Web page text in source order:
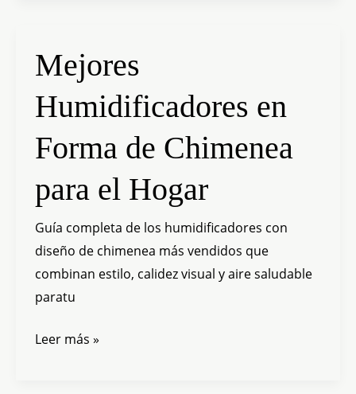
Mejores
Humidificadores en
Forma de Chimenea
para el Hogar
Guía completa de los humidificadores con
diseño de chimenea más vendidos que
combinan estilo, calidez visual y aire saludable
paratu
Mejores
Humidificadores
en
de
para
Leer más »